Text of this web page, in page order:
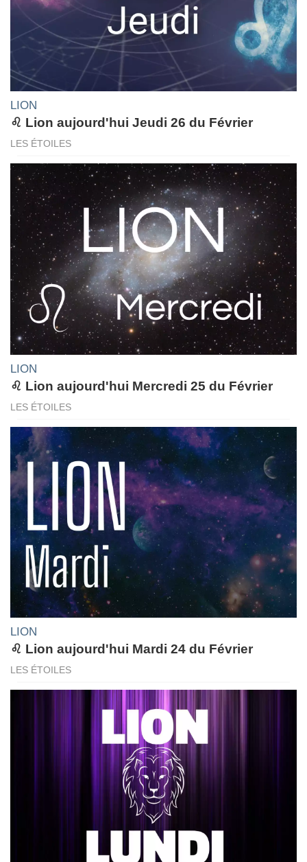
LION
♌ Lion aujourd'hui Jeudi 26 du Février
LES ÉTOILES
LION
♌ Lion aujourd'hui Mercredi 25 du Février
LES ÉTOILES
LION
♌ Lion aujourd'hui Mardi 24 du Février
LES ÉTOILES